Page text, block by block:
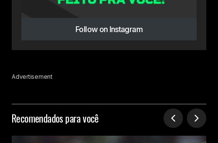
Follow on Instagram
Advertisement
Recomendados para você